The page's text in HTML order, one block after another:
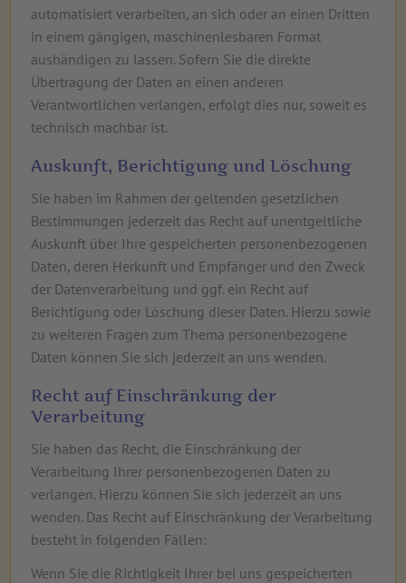
automatisiert verarbeiten, an sich oder an einen Dritten
in einem gängigen, maschinenlesbaren Format
aushändigen zu lassen. Sofern Sie die direkte
Übertragung der Daten an einen anderen
Verantwortlichen verlangen, erfolgt dies nur, soweit es
technisch machbar ist.
Auskunft, Berichtigung und Löschung
Sie haben im Rahmen der geltenden gesetzlichen
Bestimmungen jederzeit das Recht auf unentgeltliche
Auskunft über Ihre gespeicherten personenbezogenen
Daten, deren Herkunft und Empfänger und den Zweck
der Datenverarbeitung und ggf. ein Recht auf
Berichtigung oder Löschung dieser Daten. Hierzu sowie
zu weiteren Fragen zum Thema personenbezogene
Daten können Sie sich jederzeit an uns wenden.
Recht auf Einschränkung der
Verarbeitung
Sie haben das Recht, die Einschränkung der
Verarbeitung Ihrer personenbezogenen Daten zu
verlangen. Hierzu können Sie sich jederzeit an uns
wenden. Das Recht auf Einschränkung der Verarbeitung
besteht in folgenden Fällen:
Wenn Sie die Richtigkeit Ihrer bei uns gespeicherten